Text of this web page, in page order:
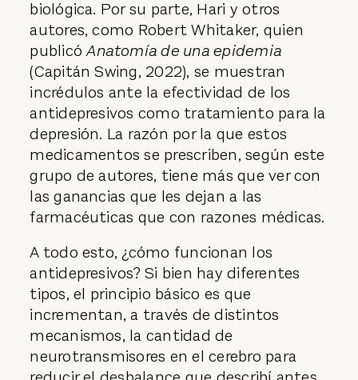
biológica. Por su parte, Hari y otros
autores, como Robert Whitaker, quien
publicóAnatomía de una epidemia
(Capitán Swing, 2022), se muestran
incrédulos ante la efectividad de los
antidepresivos como tratamiento para la
depresión. La razón por la que estos
medicamentos se prescriben, según este
grupo de autores, tiene más que ver con
las ganancias que les dejan a las
farmacéuticas que con razones médicas.
A todo esto, ¿cómo funcionan los
antidepresivos? Si bien hay diferentes
tipos, el principio básico es que
incrementan, a través de distintos
mecanismos, la cantidad de
neurotransmisores en el cerebro para